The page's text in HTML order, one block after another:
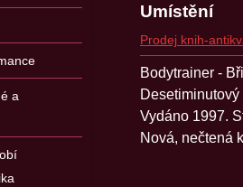
Umístění
Prodej knih-
Bodytrainer -
Vydáno 1997.
Nová, nečtená
a